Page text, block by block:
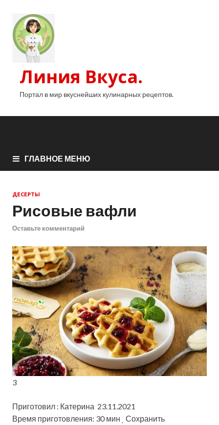
Линия Вкуса.
Портал в мир вкуснейших кулинарных рецептов.
ГЛАВНОЕ МЕНЮ
ДЕСЕРТЫ
Рисовые вафли
Оставьте комментарий
3
Приготовил : Катерина 23.11.2021
Время приготовления: 30 мин
Сохранить